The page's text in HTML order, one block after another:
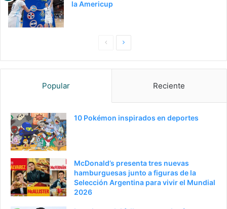
la Americup
g
e
r
g
p
á
Popular Reciente
10 Pokémon inspirados en deportes
McDonald’s presenta tres nuevas
hamburguesas junto a figuras de la
Selección Argentina para vivir el Mundial
2026